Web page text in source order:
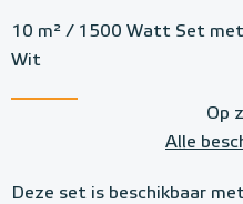
10 m² / 1500 Watt Set
Wit
Op
Alle
Deze set is beschikbaar